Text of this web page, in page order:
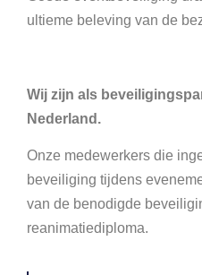
ultieme beleving van de
Wij zijn als
Nederland.
Onze medewerkers die
beveiliging tijdens
van de benodigde
reanimatiediploma.